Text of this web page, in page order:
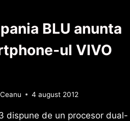
BLU anunta
ul VIVO
4 august 2012
dispune de un procesor dual-